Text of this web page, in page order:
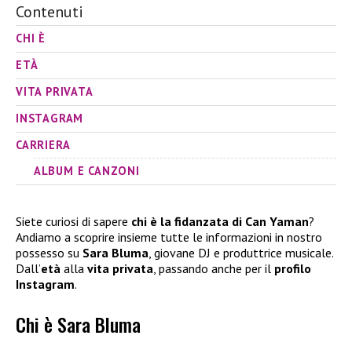
Contenuti
CHI È
ETÀ
VITA PRIVATA
INSTAGRAM
CARRIERA
ALBUM E CANZONI
Siete curiosi di sapere chi è la fidanzata di Can Yaman?
Andiamo a scoprire insieme tutte le informazioni in nostro
possesso su Sara Bluma, giovane DJ e produttrice musicale.
Dall’età alla vita privata, passando anche per il profilo
Instagram.
Chi è Sara Bluma